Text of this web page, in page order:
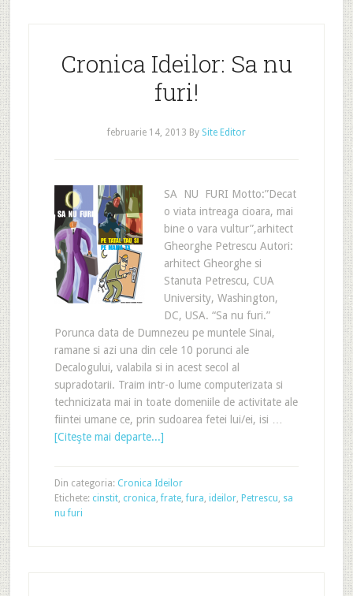
Cronica Ideilor: Sa nu
furi!
februarie 14, 2013 By Site Editor
SA NU FURI Motto:”Decat
o viata intreaga cioara, mai
bine o vara vultur”,arhitect
Gheorghe Petrescu Autori:
arhitect Gheorghe si
Stanuta Petrescu, CUA
University, Washington,
DC, USA. “Sa nu furi.”
Porunca data de Dumnezeu pe muntele Sinai,
ramane si azi una din cele 10 porunci ale
Decalogului, valabila si in acest secol al
supradotarii. Traim intr-o lume computerizata si
technicizata mai in toate domeniile de activitate ale
fiintei umane ce, prin sudoarea fetei lui/ei, isi …
[Citeşte mai departe...]
Din categoria: Cronica Ideilor
Etichete: cinstit, cronica,frate,fura, ideilor, Petrescu, sa
nu furi